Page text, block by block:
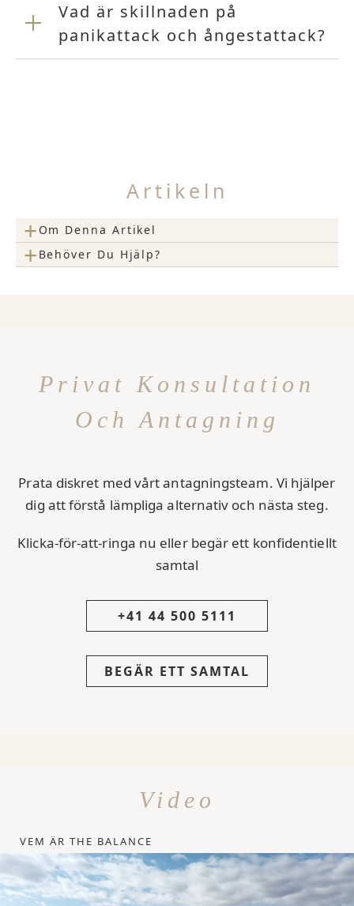
Vad är skillnaden på
panikattack och ångestattack?
Artikeln
+ Om Denna Artikel
+ Behöver Du Hjälp?
Privat Konsultation
Och Antagning
Prata diskret med vårt antagningsteam. Vi hjälper
dig att förstå lämpliga alternativ och nästa steg.
Klicka-för-att-ringa nu eller begär ett konfidentiellt
samtal
+41 44 500 5111
BEGÄR ETT SAMTAL
Video
VEM ÄR THE BALANCE